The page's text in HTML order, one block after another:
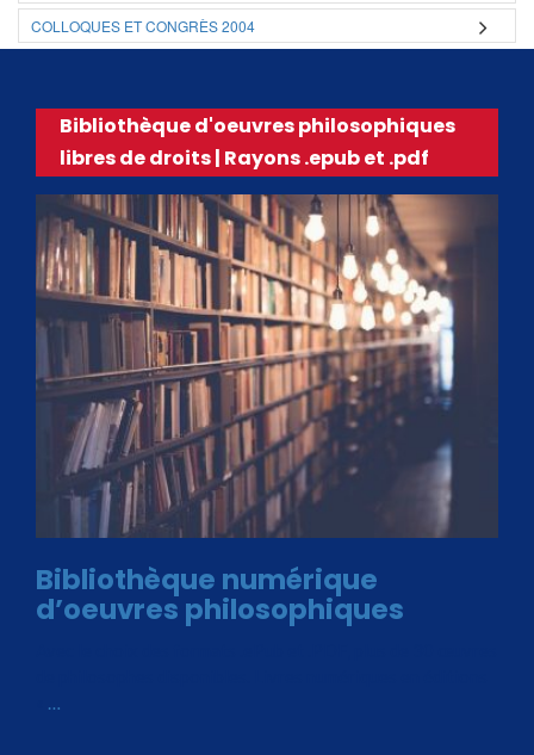
COLLOQUES ET CONGRÈS 2004
Bibliothèque d'oeuvres philosophiques
libres de droits | Rayons .epub et .pdf
Bibliothèque numérique
d’oeuvres philosophiques
…